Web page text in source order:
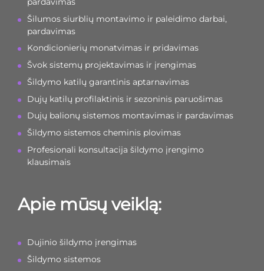
Šilumos siurblių montavimo ir paleidimo darbai,
pardavimas
Kondicionierių monatvimas ir pridavimas
Švok sistemų projektavimas ir įrengimas
Šildymo katilų garantinis aptarnavimas
Dujų katilų profilaktinis ir sezoninis paruošimas
Dujų balionų sistemos montavimas ir pardavimas
Šildymo sistemos cheminis plovimas
Profesionali konsultacija šildymo įrengimo
klausimais
Apie mūsų veiklą:
Dujinio šildymo įrengimas
Šildymo sistemos